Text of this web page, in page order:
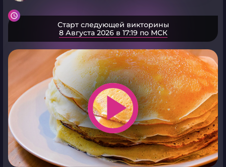
Старт следующей викторины
8 Августа 2026 в 17:19 по МСК
play_arrow